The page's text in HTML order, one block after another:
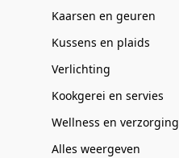
Kaarsen en geuren
Kussens en plaids
Verlichting
Kookgerei en servies
Wellness en verzorging
Alles weergeven